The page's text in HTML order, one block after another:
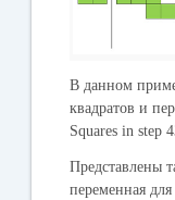
В данном
квадратов и
Squares in step
Представлены
переменная